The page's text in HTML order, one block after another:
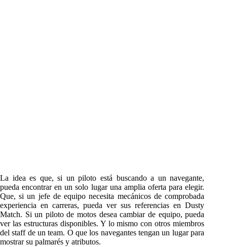
La idea es que, si un piloto está buscando a un navegante,
pueda encontrar en un solo lugar una amplia oferta para elegir.
Que, si un jefe de equipo necesita mecánicos de comprobada
experiencia en carreras, pueda ver sus referencias en Dusty
Match. Si un piloto de motos desea cambiar de equipo, pueda
ver las estructuras disponibles. Y lo mismo con otros miembros
del staff de un team. O que los navegantes tengan un lugar para
mostrar su palmarés y atributos.